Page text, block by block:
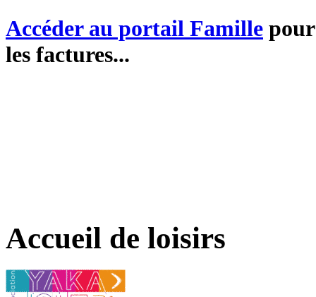
Accéder au portail Famille
les factures...
Accueil de loisirs